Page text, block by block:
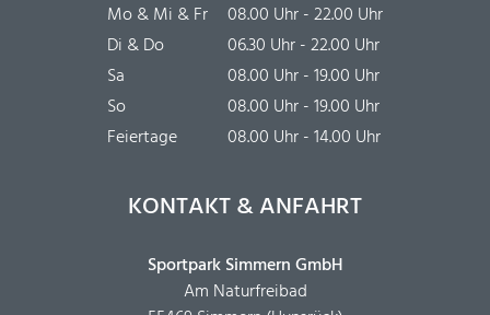
Mo & Mi & Fr
08.00 Uhr - 22.00 Uhr
Di & Do
06.30 Uhr - 22.00 Uhr
Sa
08.00 Uhr - 19.00 Uhr
So
08.00 Uhr - 19.00 Uhr
Feiertage
08.00 Uhr - 14.00 Uhr
KONTAKT & ANFAHRT
Sportpark Simmern GmbH
Am Naturfreibad